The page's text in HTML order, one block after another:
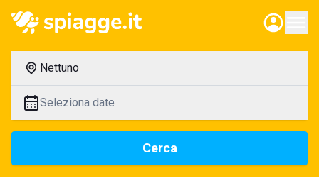
Nettuno
Seleziona date
Cerca